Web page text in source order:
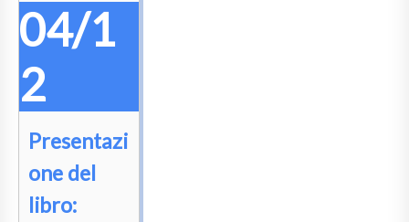
04/1
2
Presentazi
one del
libro: